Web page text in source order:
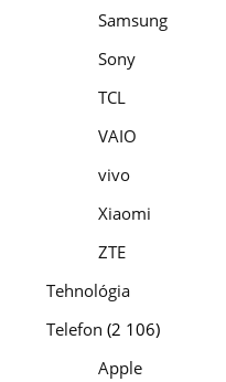
Samsung
Sony
TCL
VAIO
vivo
Xiaomi
ZTE
Tehnológia
Telefon (2 106)
Apple